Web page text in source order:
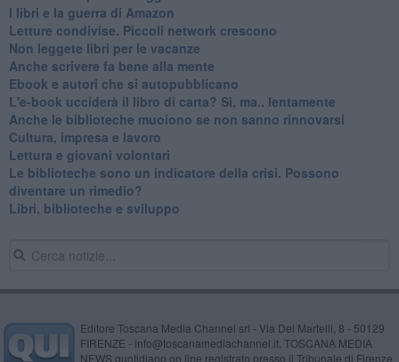
I libri e la guerra di Amazon
​Letture condivise. Piccoli network crescono
​Non leggete libri per le vacanze
​Anche scrivere fa bene alla mente
​Ebook e autori che si autopubblicano
​L'e-book ucciderà il libro di carta? Sì, ma.. lentamente
​Anche le biblioteche muoiono se non sanno rinnovarsi
​Cultura, impresa e lavoro
​Lettura e giovani volontari
​Le biblioteche sono un indicatore della crisi. Possono
diventare un rimedio?
​Libri, biblioteche e sviluppo
Editore Toscana Media Channel srl - Via Dei Martelli, 8 - 50129
FIRENZE - info@toscanamediachannel.it. TOSCANA MEDIA
NEWS quotidiano on line registrato presso il Tribunale di Firenze